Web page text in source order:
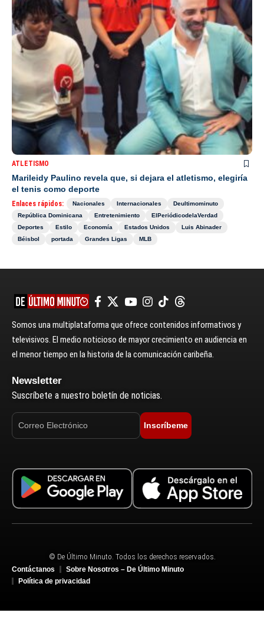
ATLETISMO
Marileidy Paulino revela que, si dejara el atletismo, elegiría
el tenis como deporte
Enlaces rápidos: Nacionales Internacionales
Deultimominuto
República Dominicana
Entretenimiento
ElPeriódicodelaVerdad
Deportes
Estilo Economía Estados Unidos
Luis Abinader
Béisbol
portada Grandes Ligas MLB
Somos una multiplataforma que ofrece contenidos informativos y
televisivos. El medio noticioso de mayor crecimiento en audiencia en
el menor tiempo en la historia de la comunicación caribeña.
Newsletter
Suscríbete a nuestro boletín de noticias.
Inscríbeme
© De Último Minuto. Todos los derechos reservados.
Contáctanos
Sobre Nosotros – De Último Minuto
Política de privacidad